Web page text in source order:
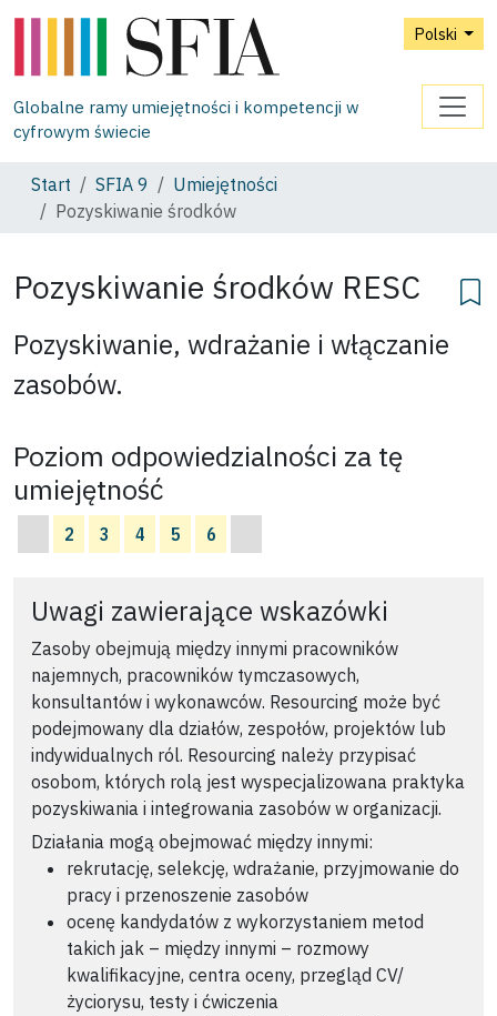
Polski
Globalne ramy umiejętności i kompetencji w
cyfrowym świecie
Start SFIA 9
Umiejętności
Pozyskiwanie środków
Pozyskiwanie środków RESC
Pozyskiwanie, wdrażanie i włączanie
zasobów.
Poziom odpowiedzialności za tę
umiejętność
2 3 4 5 6
Uwagi zawierające wskazówki
Zasoby obejmują między innymi pracowników
najemnych, pracowników tymczasowych,
konsultantów i wykonawców. Resourcing może być
podejmowany dla działów, zespołów, projektów lub
indywidualnych ról. Resourcing należy przypisać
osobom, których rolą jest wyspecjalizowana praktyka
pozyskiwania i integrowania zasobów w organizacji.
Działania mogą obejmować między innymi:
rekrutację, selekcję, wdrażanie, przyjmowanie do
pracy i przenoszenie zasobów
ocenę kandydatów z wykorzystaniem metod
takich jak – między innymi – rozmowy
kwalifikacyjne, centra oceny, przegląd CV/
życiorysu, testy i ćwiczenia